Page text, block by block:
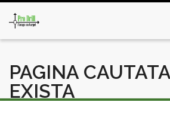
PAGINA
EXISTA